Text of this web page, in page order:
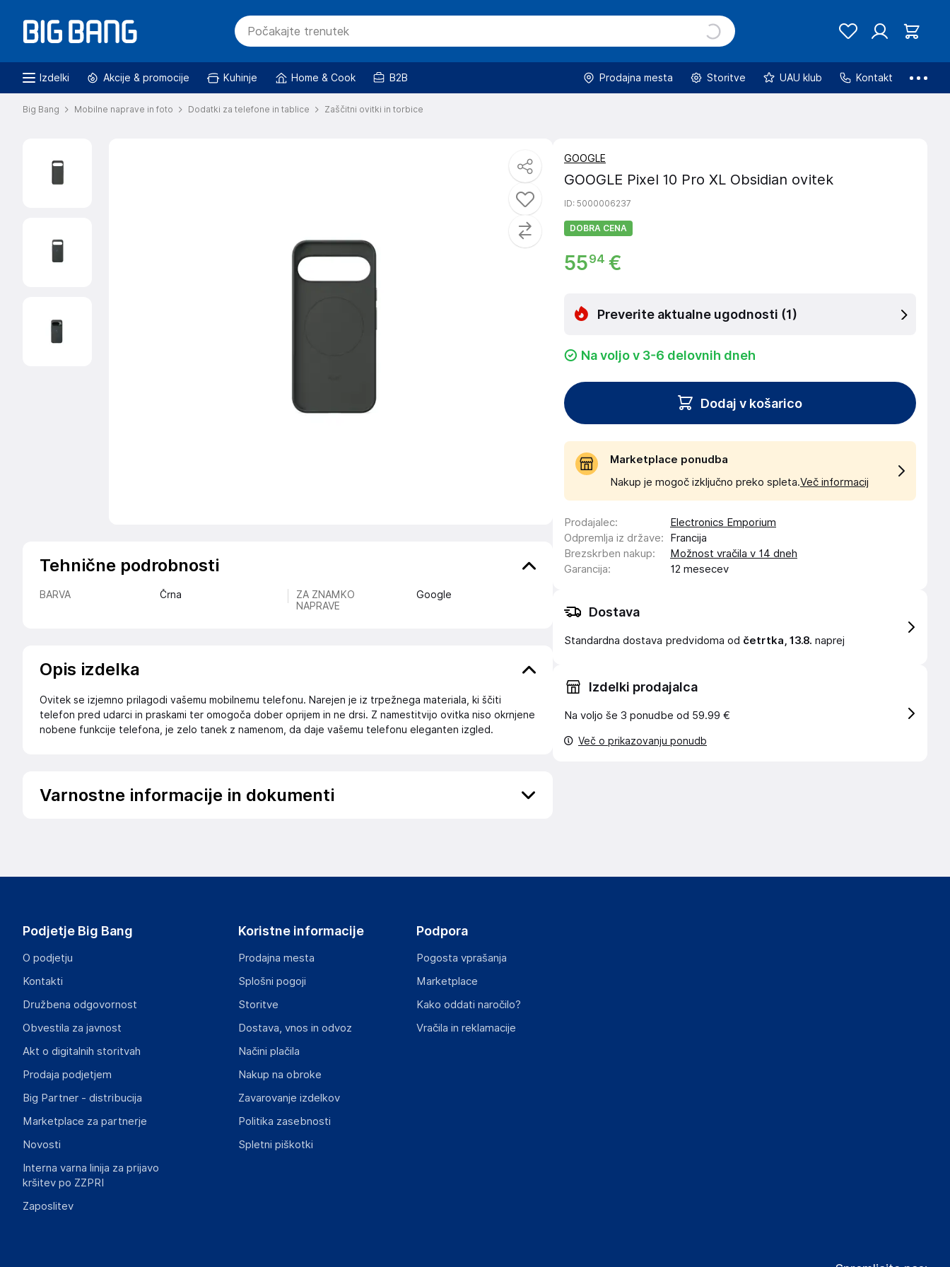
Izdelki Akcije & promocije Kuhinje Home & Cook B2B Prodajna mesta Storitve UAU klub Kontakt
Big Bang Mobilne naprave in foto Dodatki za telefone in tablice Zaščitni ovitki in torbice
Tehnične podrobnosti
BARVA Črna
ZA ZNAMKO
NAPRAVE
Google
Opis izdelka
Ovitek se izjemno prilagodi vašemu mobilnemu telefonu. Narejen je iz trpežnega materiala, ki ščiti
telefon pred udarci in praskami ter omogoča dober oprijem in ne drsi. Z namestitvijo ovitka niso okrnjene
nobene funkcije telefona, je zelo tanek z namenom, da daje vašemu telefonu eleganten izgled.
Varnostne informacije in dokumenti
https://about.google/company-info/contact-google/
Gospodarski subjekt s sedežem v EU, ki zagotavlja skladnost izdelka z zahtevanimi predpisi.
Gordon House, Barrow Street, Dublin 4, D04 E5W5
Ireland
Dokumenti o varnosti izdelka
Produktni dokumenti z opozorili ter varnostnimi in drugimi ključnimi informacijami, povezanimi z določenim
Pixel 10,10 Pro, 10 Pro XL_product safety.pdf
GOOGLE
GOOGLE Pixel 10 Pro XL Obsidian ovitek
ID: 5000006237
DOBRA CENA
5594 €
Preverite aktualne ugodnosti (1)
Na voljo v 3-6 delovnih dneh
Dodaj v košarico
Marketplace ponudba
Nakup je mogoč izključno preko spleta.Več informacij
Prodajalec:
Electronics Emporium
Odpremlja iz države:
Francija
Brezskrben nakup:
Možnost vračila v 14 dneh
Garancija: 12 mesecev
Dostava
Standardna dostava predvidoma od četrtka, 13.8. naprej
Izdelki prodajalca
Na voljo še 3 ponudbe od 59.99 €
Več o prikazovanju ponudb
Podjetje Big Bang
O podjetju
Kontakti
Družbena odgovornost
Obvestila za javnost
Akt o digitalnih storitvah
Prodaja podjetjem
Big Partner - distribucija
Marketplace za partnerje
Novosti
Interna varna linija za prijavo
kršitev po ZZPRI
Zaposlitev
Koristne informacije
Prodajna mesta
Splošni pogoji
Storitve
Dostava, vnos in odvoz
Načini plačila
Nakup na obroke
Zavarovanje izdelkov
Politika zasebnosti
Spletni piškotki
Podpora
Pogosta vprašanja
Marketplace
Kako oddati naročilo?
Vračila in reklamacije